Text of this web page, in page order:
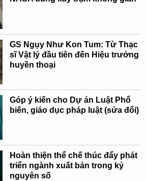
GS Ngụy Như Kon Tum: Từ Thạc
sĩ Vật lý đầu tiên đến Hiệu trưởng
huyền thoại
Góp ý kiến cho Dự án Luật Phổ
biến, giáo dục pháp luật (sửa đổi)
Hoàn thiện thể chế thúc đẩy phát
triển ngành xuất bản trong kỷ
nguyên số